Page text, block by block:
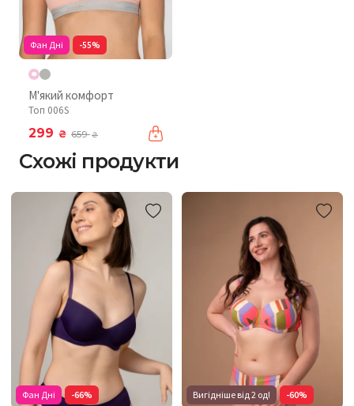
Фан Дні -55%
М'який комфорт
Топ 006S
299 ₴ 659₴
Схожі продукти
Фан Дні -66% Вигідніше від 2 од! -60%